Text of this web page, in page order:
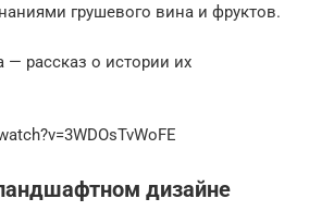
грушевого вина и фруктов.
рассказ о истории их
дизайне